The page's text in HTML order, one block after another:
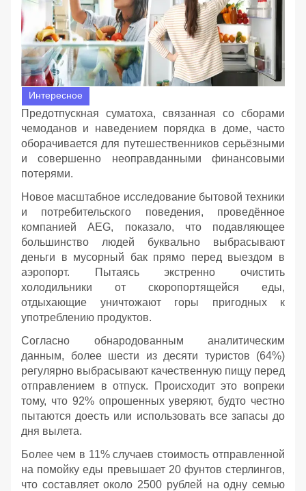
Интересное
Предотпускная суматоха, связанная со сборами
чемоданов и наведением порядка в доме, часто
оборачивается для путешественников серьёзными
и совершенно неоправданными финансовыми
потерями.
Новое масштабное исследование бытовой техники
и потребительского поведения, проведённое
компанией AEG, показало, что подавляющее
большинство людей буквально выбрасывают
деньги в мусорный бак прямо перед выездом в
аэропорт. Пытаясь экстренно очистить
холодильники от скоропортящейся еды,
отдыхающие уничтожают горы пригодных к
употреблению продуктов.
Согласно обнародованным аналитическим
данным, более шести из десяти туристов (64%)
регулярно выбрасывают качественную пищу перед
отправлением в отпуск. Происходит это вопреки
тому, что 92% опрошенных уверяют, будто честно
пытаются доесть или использовать все запасы до
дня вылета.
Более чем в 11% случаев стоимость отправленной
на помойку еды превышает 20 фунтов стерлингов,
что составляет около 2500 рублей на одну семью